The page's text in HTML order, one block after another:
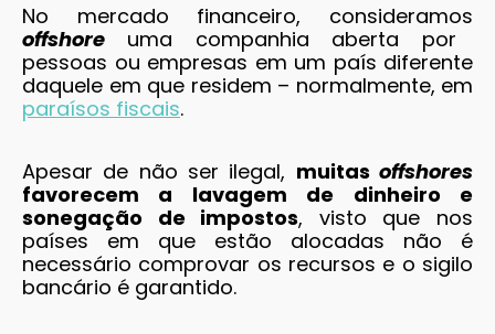
No mercado financeiro, consideramos
offshore uma companhia aberta por
pessoas ou empresas em um país diferente
daquele em que residem – normalmente, em
paraísos fiscais.
Apesar de não ser ilegal, muitasoffshores
favorecem a lavagem de dinheiro e
sonegação de impostos, visto que nos
países em que estão alocadas não é
necessário comprovar os recursos e o sigilo
bancário é garantido.